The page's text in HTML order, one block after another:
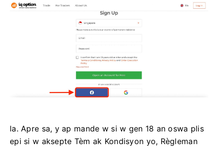
la. Apre sa, y ap mande w si w gen 18 an oswa plis
epi si w aksepte Tèm ak Kondisyon yo, Règleman